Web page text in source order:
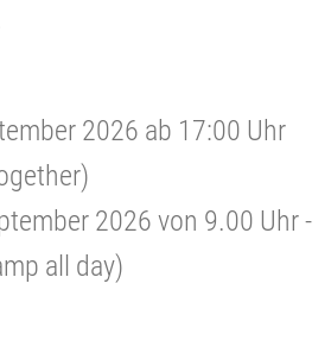
2026 ab 17:00 Uhr
2026 von 9.00 Uhr -
all day)